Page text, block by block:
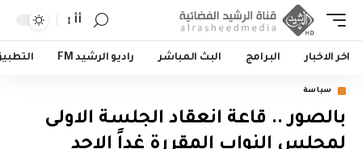
أأ
اخر الاخبار البرامج البث المباشر راديو الرشيد FM
سياسة
بالصور .. قاعة انعقاد الجلسة الاولى